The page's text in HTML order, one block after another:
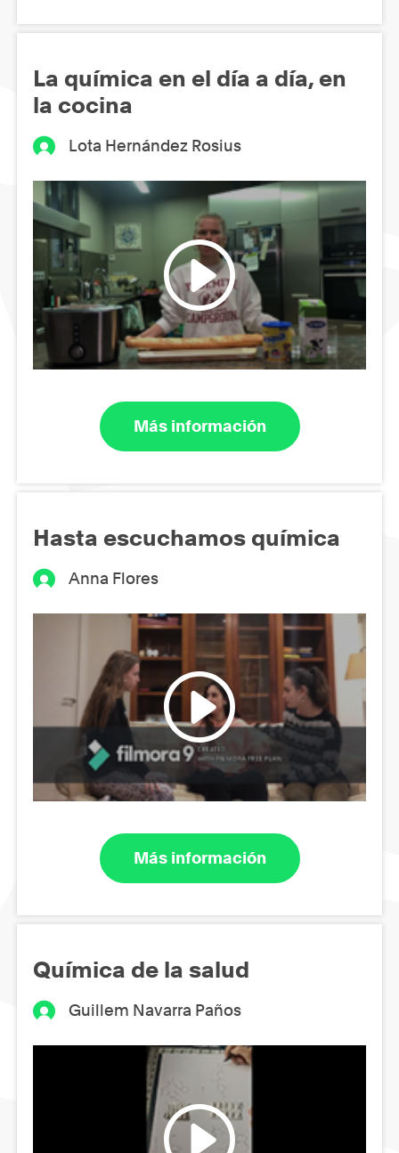
La química en el día a día, en
la cocina
Lota Hernández Rosius
Más información
Hasta escuchamos química
Anna Flores
Más información
Química de la salud
Guillem Navarra Paños